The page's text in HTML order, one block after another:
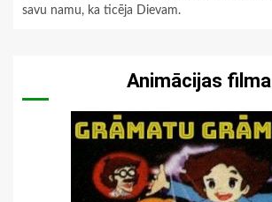
savu namu, ka ticēja Dievam.
Animācijas filma